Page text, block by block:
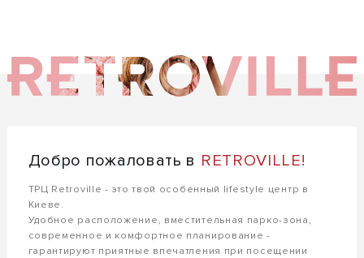
Добро пожаловать в RETROVILLE!
ТРЦ Retroville - это твой особенный lifestyle центр в
Киеве.
Удобное расположение, вместительная парко-зона,
современное и комфортное планирование -
гарантируют приятные впечатления при посещении